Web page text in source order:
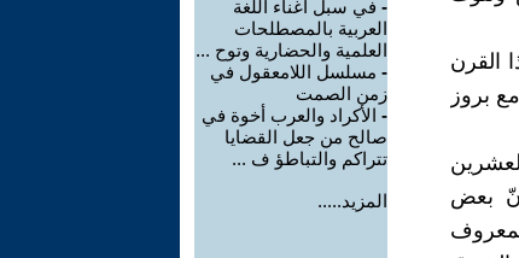
القرن
بروز
بعض
- في سبل اغناء اللغة
العربية بالمصطلحات
العلمية والحضارية وتوح ...
- مسلسل اللامعقول في
زمن الصمت
- الأكراد والعرب أخوة في
صالح من جعل القضايا
تتراكم والتباطؤ ف ...
المزيد.....